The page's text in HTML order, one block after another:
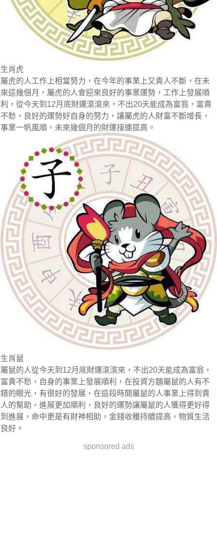
生肖虎
屬虎的人工作上相當努力，在今年的事業上又貴人不斷，在未
來這幾個月，屬虎的人會迎來良好的事業運勢，工作上發展順
利，從今天到12月底財運滾滾來，不出20天能成為富翁，富貴
不愁，良好的運勢好自身的努力，讓屬虎的人財富不斷增長，
事業一帆風順，未來幾個月的財運接連提高。
生肖鼠
屬鼠的人從今天到12月底財運滾滾來，不出20天能成為富翁，
富貴不愁，自身的事業上發展順利，在投資方麵屬鼠的人有不
錯的眼光，有很好的發展，在這段時間屬鼠的人事業上得到貴
人的幫助，進展更加順利，良好的運勢讓屬鼠的人獲得更好得
到進展，命中更是有財神相助，金錢收穫持續提高，物質生活
良好。
sponsored ads